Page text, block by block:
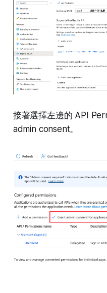
接著選擇左邊的 API
admin consent。